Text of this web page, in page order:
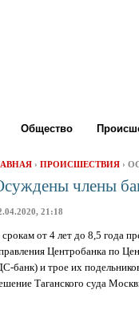
Общество
› ПРОИСШЕСТВИЯ ›
члены
21:18
от 4 лет до 8,5 года
Центробанка по
банк) и трое их
Таганского суда